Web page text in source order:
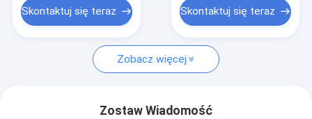
Aktualności
Poprosić o wycenę
Skontaktuj się teraz Skontaktuj się teraz
Zobacz więcej
Zostaw Wiadomość